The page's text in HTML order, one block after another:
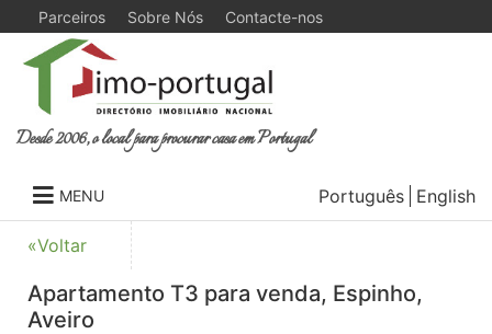
Parceiros Sobre Nós Contacte-nos
Desde 2006, o local para procurar casa em Portugal
MENU Português English
«Voltar
Apartamento T3 para venda, Espinho,
Aveiro